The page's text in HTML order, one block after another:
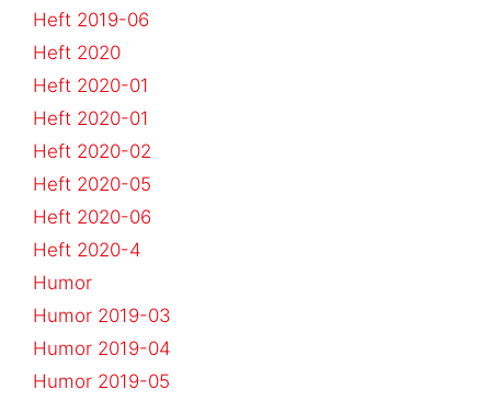
Heft 2019-06
Heft 2020
Heft 2020-01
Heft 2020-01
Heft 2020-02
Heft 2020-05
Heft 2020-06
Heft 2020-4
Humor
Humor 2019-03
Humor 2019-04
Humor 2019-05